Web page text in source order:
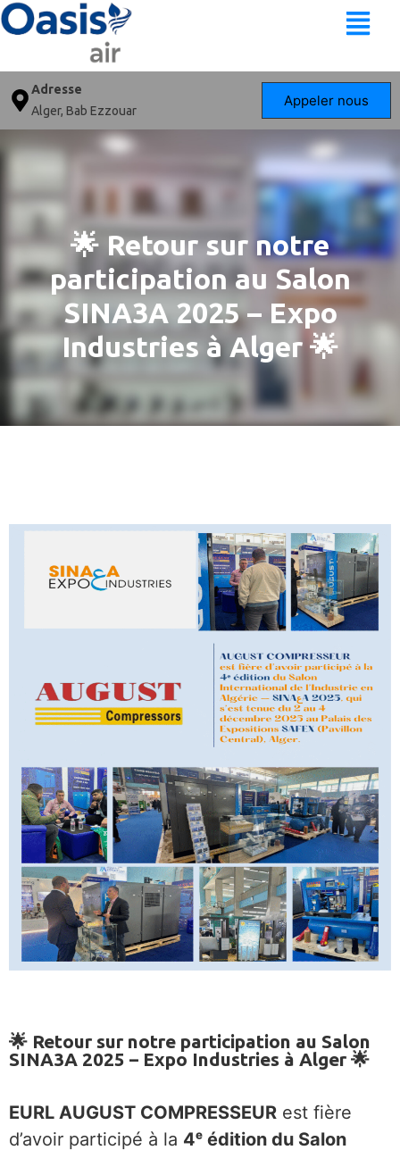
Appeler nous
Adresse
Alger, Bab Ezzouar
🌟 Retour sur notre
participation au Salon
SINA3A 2025 – Expo
Industries à Alger 🌟
🌟 Retour sur notre participation au Salon
SINA3A 2025 – Expo Industries à Alger 🌟
EURL AUGUST COMPRESSEUR est fière
d’avoir participé à la 4ᵉ édition du Salon